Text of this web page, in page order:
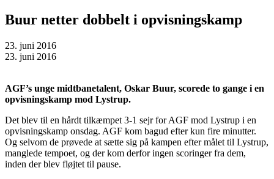
Buur netter dobbelt i opvisningskamp
23. juni 2016
23. juni 2016
AGF’s unge midtbanetalent, Oskar Buur, scorede to gange i en
opvisningskamp mod Lystrup.
Det blev til en hårdt tilkæmpet 3-1 sejr for AGF mod Lystrup i en
opvisningskamp onsdag. AGF kom bagud efter kun fire minutter.
Og selvom de prøvede at sætte sig på kampen efter målet til Lystrup,
manglede tempoet, og der kom derfor ingen scoringer fra dem,
inden der blev fløjtet til pause.